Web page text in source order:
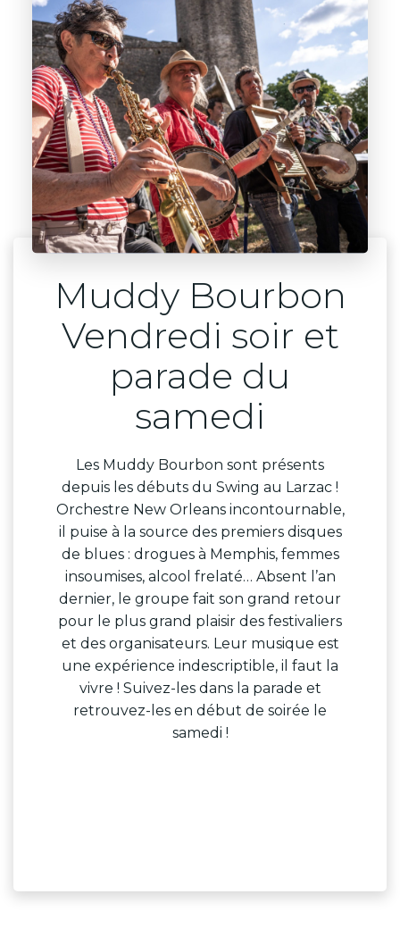
Muddy Bourbon
Vendredi soir et
parade du
samedi
Les Muddy Bourbon sont présents
depuis les débuts du Swing au Larzac !
Orchestre New Orleans incontournable,
il puise à la source des premiers disques
de blues : drogues à Memphis, femmes
insoumises, alcool frelaté… Absent l’an
dernier, le groupe fait son grand retour
pour le plus grand plaisir des festivaliers
et des organisateurs. Leur musique est
une expérience indescriptible, il faut la
vivre ! Suivez-les dans la parade et
retrouvez-les en début de soirée le
samedi !